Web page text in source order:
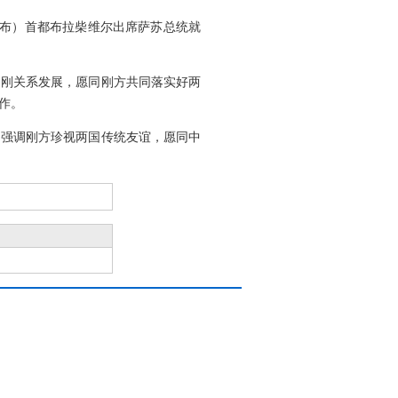
）首都布拉柴维尔出席萨苏总统就
关系发展，愿同刚方共同落实好两
。
调刚方珍视两国传统友谊，愿同中